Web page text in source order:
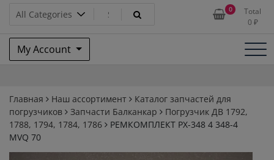
Запчасти для вилочых
погрузчиков и
электротележек Balkancar
0
Total
0 ₽
My Account
Главная Наш ассортимент
Каталог запчастей для
погрузчиков
Запчасти Балканкар
Погрузчик ДВ 1792,
1788, 1794, 1784, 1786
РЕМКОМПЛЕКТ РХ-348 4 348-4
MVQ 70